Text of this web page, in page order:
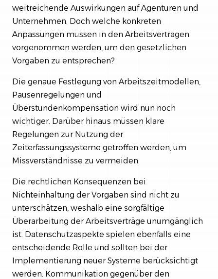
weitreichende Auswirkungen auf Agenturen und
Unternehmen. Doch welche konkreten
Anpassungen müssen in den Arbeitsverträgen
vorgenommen werden, um den gesetzlichen
Vorgaben zu entsprechen?
Die genaue Festlegung von Arbeitszeitmodellen,
Pausenregelungen und
Überstundenkompensation wird nun noch
wichtiger. Darüber hinaus müssen klare
Regelungen zur Nutzung der
Zeiterfassungssysteme getroffen werden, um
Missverständnisse zu vermeiden.
Die rechtlichen Konsequenzen bei
Nichteinhaltung der Vorgaben sind nicht zu
unterschätzen, weshalb eine sorgfältige
Überarbeitung der Arbeitsverträge unumgänglich
ist. Datenschutzaspekte spielen ebenfalls eine
entscheidende Rolle und sollten bei der
Implementierung neuer Systeme berücksichtigt
werden. Kommunikation gegenüber den